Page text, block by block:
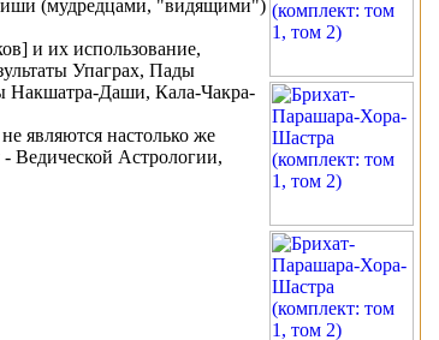
риши (мудредцами, "видящими")
и их использование,
Упаграх, Пады
Накшатра-Даши, Кала-Чакра-
являются настолько же
Ведической Астрологии,